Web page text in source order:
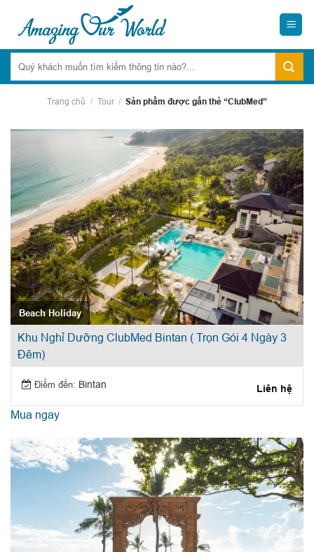
Trang chủ / Tour / Sản phẩm được gắn thẻ “ClubMed”
Beach Holiday
Khu Nghỉ Dưỡng ClubMed Bintan ( Trọn Gói 4 Ngày 3
Đêm)
Điểm đến: Bintan Liên hệ
Mua ngay